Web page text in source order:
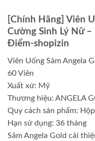
[Chính Hãng] Viên
Cường Sinh Lý Nữ –
Điểm-shopizin
Viên Uống Sâm Angela
60 Viên
Xuất xứ: Mỹ
Thương hiệu: ANGELA
Quy cách sản phẩm:
Hạn sử dụng: 36 tháng
Sâm Angela Gold cải